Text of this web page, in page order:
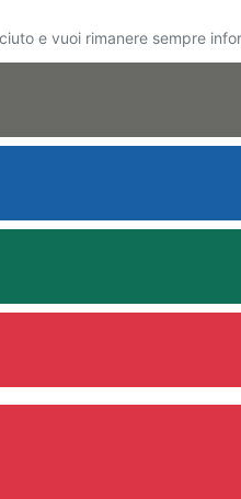
e vuoi rimanere sempre